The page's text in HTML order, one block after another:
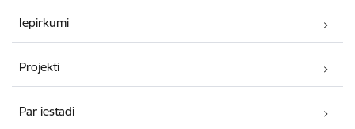
Iepirkumi
Projekti
Par iestādi